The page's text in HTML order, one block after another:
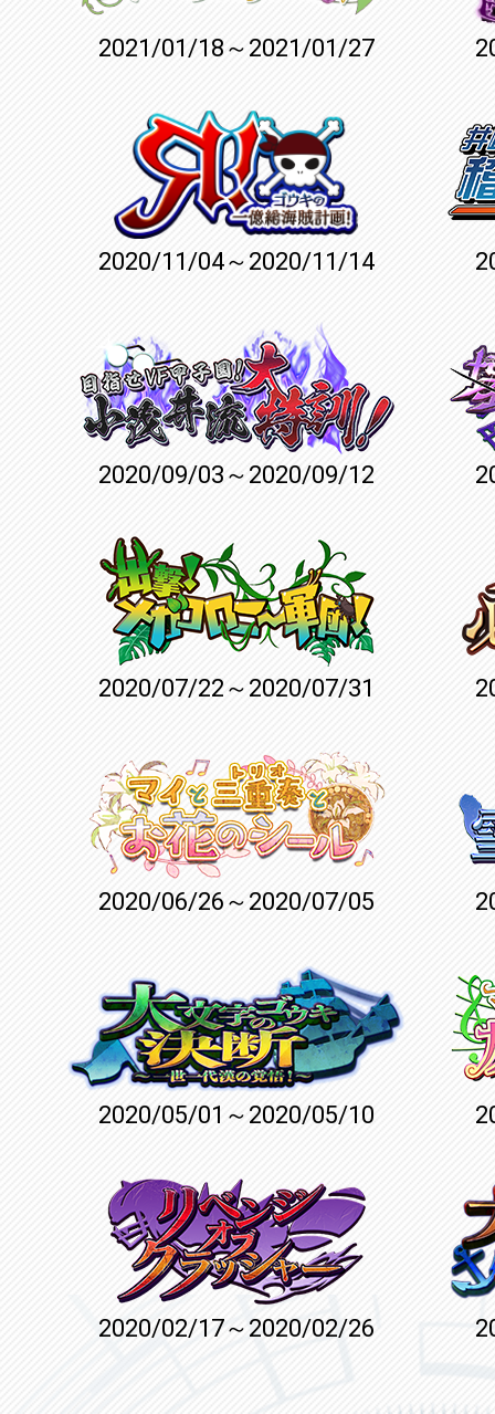
2021/01/18～2021/01/27
2020/11/04～2020/11/14
2020/09/03～2020/09/12
2020/07/22～2020/07/31
2020/06/26～2020/07/05
2020/05/01～2020/05/10
2020/02/17～2020/02/26